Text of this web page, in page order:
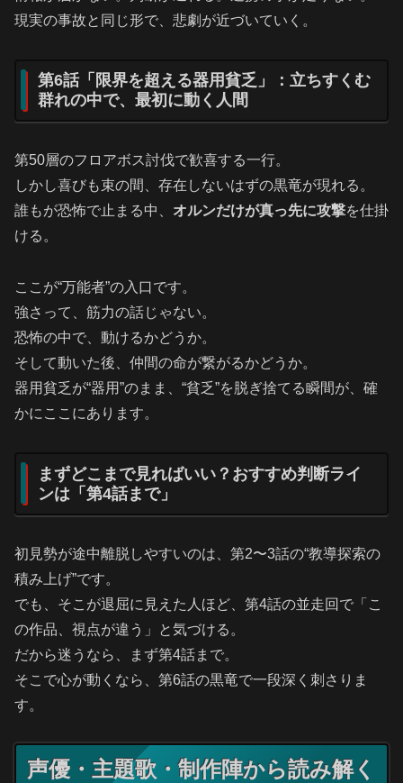
現実の事故と同じ形で、悲劇が近づいていく。
第6話「限界を超える器用貧乏」：立ちすくむ
群れの中で、最初に動く人間
第50層のフロアボス討伐で歓喜する一行。
しかし喜びも束の間、存在しないはずの黒竜が現れる。
誰もが恐怖で止まる中、 オルンだけが真っ先に攻撃を仕掛
ける。
ここが“万能者”の入口です。
強さって、筋力の話じゃない。
恐怖の中で、動けるかどうか。
そして動いた後、仲間の命が繋がるかどうか。
器用貧乏が“器用”のまま、“貧乏”を脱ぎ捨てる瞬間が、確
かにここにあります。
まずどこまで見ればいい？おすすめ判断ライ
ンは「第4話まで」
初見勢が途中離脱しやすいのは、第2〜3話の“教導探索の
積み上げ”です。
でも、そこが退屈に見えた人ほど、第4話の並走回で「こ
の作品、視点が違う」と気づける。
だから迷うなら、まず第4話まで。
そこで心が動くなら、第6話の黒竜で一段深く刺さりま
す。
声優・主題歌・制作陣から読み解く